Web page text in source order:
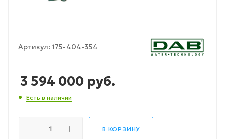
Артикул: 175-404-354
3 594 000 руб.
Есть в наличии
В КОРЗИНУ